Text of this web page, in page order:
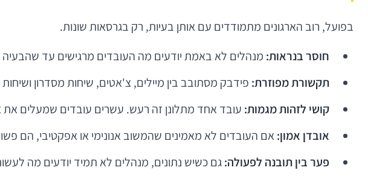
בפועל, רוב הארגונים מתמודדים עם אותן בעיות, רק בגרסאות שונות.
חוסר בנראות: מנהלים לא באמת יודעים מה העובדים מרגישים עד שהבעיה
תקשורת מפוזרת: פידבק מסתובב בין מיילים, צ'אטים, שיחות מסדרון ושיחות 1:1 — בלי תמונה אחת מסודרת.
קושי לזהות מגמות: עובד אחד מתלונן זה רעש. עשרים עובדים שמעלים את
אובדן אמון:אם העובדים לא מאמינים שהמשוב אנונימי או אפקטיבי, הם
פער בין תובנה לפעולה:גם כשיש נתונים, מנהלים לא תמיד יודעים מה